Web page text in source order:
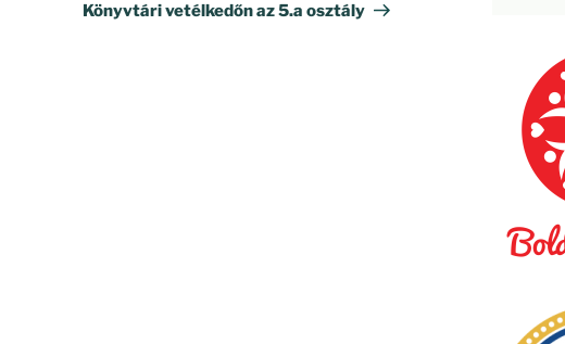
bejegyzés
Könyvtári vetélkedőn az 5.a osztály